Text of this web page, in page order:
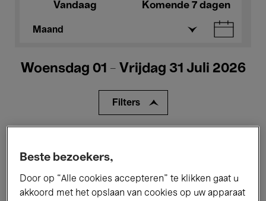
Vandaag Komende 7 dagen
Maand
Woensdag 01 - Vrijdag 31 Juli 2026
Filters
Performances Lezingen & Debatten
Beste bezoekers,
Door op “Alle cookies accepteren” te klikken gaat u
akkoord met het opslaan van cookies op uw apparaat